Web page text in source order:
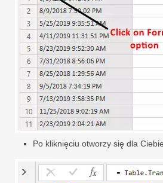
Po kliknięciu otworzy się dla